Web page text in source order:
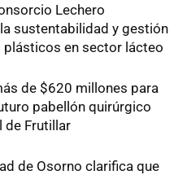
Lechero
sustentabilidad y gestión
plásticos en sector lácteo
de $620 millones para
pabellón quirúrgico
de Frutillar
de Osorno clarifica que